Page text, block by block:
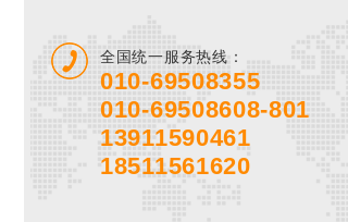
全国统一服务热线：
010-69508355
010-69508608-801
13911590461
18511561620